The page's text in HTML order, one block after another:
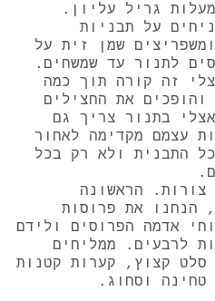
מחממים תנור ל200 מעלות גריל עליון.
על תבניות
שמן זית על
לתנור עד שמשחים.
זה קורה תוך כמה
את החצילים
בתנור צריך גם
עצמם מקדימה לאחור
התבנית ולא רק בכל
2. הגשנו את הסביח ב2 צורות. הראשונה
הנחנו את פרוסות
אדמה הפרוסים ולידם
לרבעים. ממליחים
סלט קצוץ, קערות קטנות
וסחוג.